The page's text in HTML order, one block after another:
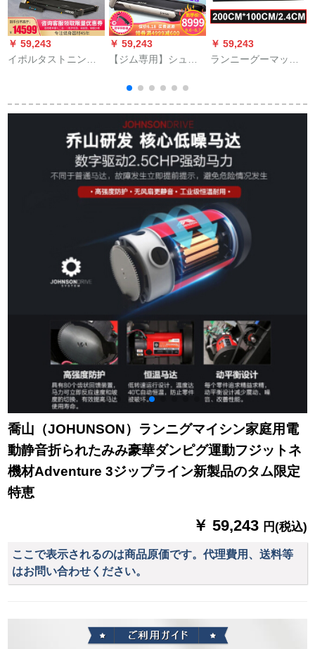
￥ 59,243
イポルタストニンニ
ングプランプランプ
静音運動器材QT 100
￥ 59,243
【ジム専用】シュワ
シリズ新型T 5デラッ
クス多機能フートネ
マシン商用ランニグ
ムハートム
￥ 59,243
ランニーグーマッチ
ト1冊
喬山（JOHUNSON）ランニグマイシン家庭用電
動静音折られたみみ豪華ダンピグ運動フジットネ
機材Adventure 3ジップライン新製品のタム限定
特恵
￥ 59,243 円(税込)
ここで表示されるのは商品原価です。代理費用、送料等
はお問い合わせください。